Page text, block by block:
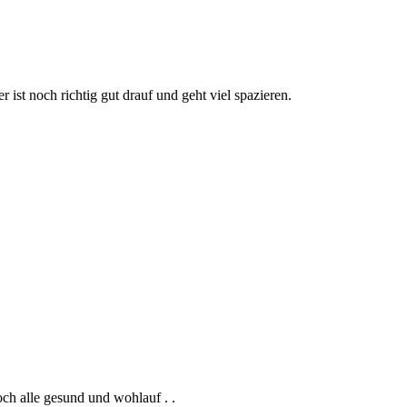
ist noch richtig gut drauf und geht viel spazieren.
alle gesund und wohlauf . .